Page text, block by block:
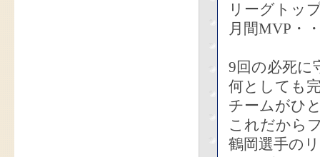
リーグトッ
月間MVP・
9回の必死に
何としても
チームがひ
これだから
鶴岡選手の